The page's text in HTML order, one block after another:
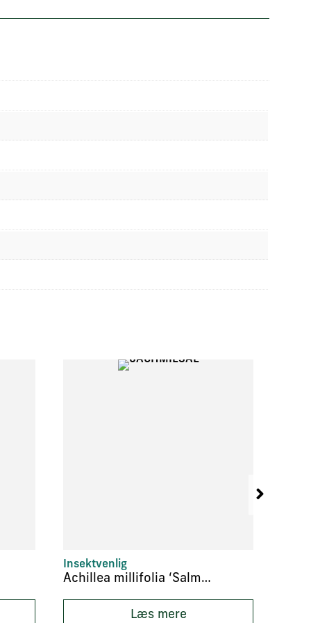
Insektvenlig
Achillea millifolia ‘Salmonea’
Læs mere